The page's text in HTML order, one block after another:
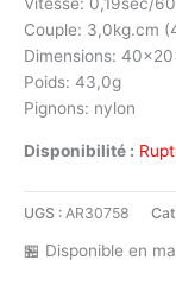
Couple: 3,0kg.cm
Dimensions:
Poids: 43,0g
Pignons: nylon
Disponibilité :
UGS : AR30758
🏪 Disponible en